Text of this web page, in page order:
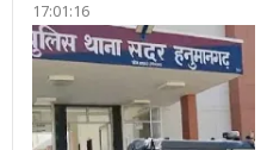
17:01:16